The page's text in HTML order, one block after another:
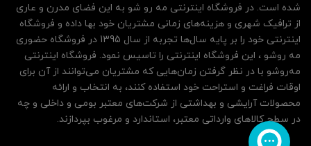
شده است. در فروشگاه اینترنتی مه رو شو به این فضای مدرن و عاری
از ترافیک شهری و هزینه‌های زمانی مشتریان خود بها داده و فروشگاه
اینترنتی خود را بر پایه سال‌ها تجربه از سال 1395 در فروشگاه حضوری
مه روشو ، این فروشگاه اینترنتی را تاسیس نمود. فروشگاه اینترنتی
مه‌رو‌شو با در نظر گرفتن زمان‌هایی که مشتریان می‌توانند از آن‌ برای
اوقات فراغت و استراحت خود استفاده کنند، به انتخاب و ارائه
محصولات آرایشی و بهداشتی از شرکت‌های معتبر بومی و داخلی و چه
در سطح کالاهای وارداتی معتبر، استاندارد و مرغوب بپردازند.